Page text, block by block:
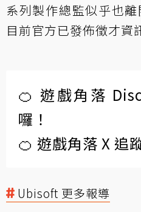
系列製作總監似乎也
目前官方已發佈徵才資
🍊 遊戲角落
囉！
🍊 遊戲角落 X 追
Ubisoft 更多報導